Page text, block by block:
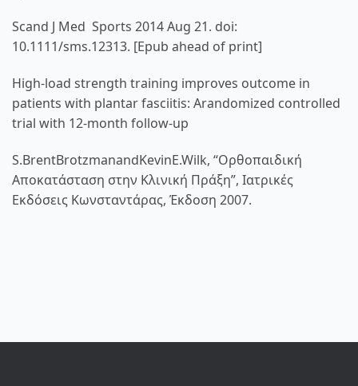
Scand J Med Sports 2014 Aug 21. doi:
10.1111/sms.12313. [Epub ahead of print]
High-load strength training improves outcome in
patients with plantar fasciitis: Arandomized controlled
trial with 12-month follow-up
S.BrentBrotzmanandKevinE.Wilk, “Ορθοπαιδική
Αποκατάσταση στην Κλινική Πράξη”, Ιατρικές
Εκδόσεις Κωνσταντάρας, Έκδοση 2007.